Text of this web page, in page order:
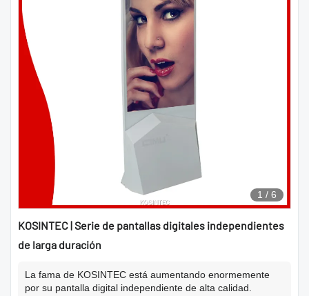
1 / 6
KOSINTEC | Serie de pantallas digitales independientes
de larga duración
La fama de KOSINTEC está aumentando enormemente
por su pantalla digital independiente de alta calidad.